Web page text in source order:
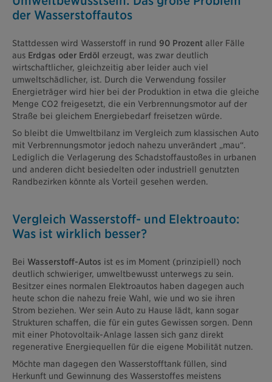
der Wasserstoffautos
Stattdessen wird Wasserstoff in rund 90 Prozent aller Fälle
aus Erdgas oder Erdöl erzeugt, was zwar deutlich
wirtschaftlicher, gleichzeitig aber leider auch viel
umweltschädlicher, ist. Durch die Verwendung fossiler
Energieträger wird hier bei der Produktion in etwa die gleiche
Menge CO2 freigesetzt, die ein Verbrennungsmotor auf der
Straße bei gleichem Energiebedarf freisetzen würde.
So bleibt die Umweltbilanz im Vergleich zum klassischen Auto
mit Verbrennungsmotor jedoch nahezu unverändert „mau“.
Lediglich die Verlagerung des Schadstoffaustoßes in urbanen
und anderen dicht besiedelten oder industriell genutzten
Randbezirken könnte als Vorteil gesehen werden.
Vergleich Wasserstoff- und Elektroauto:
Was ist wirklich besser?
Bei Wasserstoff-Autos ist es im Moment (prinzipiell) noch
deutlich schwieriger, umweltbewusst unterwegs zu sein.
Besitzer eines normalen Elektroautos haben dagegen auch
heute schon die nahezu freie Wahl, wie und wo sie ihren
Strom beziehen. Wer sein Auto zu Hause lädt, kann sogar
Strukturen schaffen, die für ein gutes Gewissen sorgen. Denn
mit einer Photovoltaik-Anlage lassen sich ganz direkt
regenerative Energiequellen für die eigene Mobilität nutzen.
Möchte man dagegen den Wasserstofftank füllen, sind
Herkunft und Gewinnung des Wasserstoffes meistens